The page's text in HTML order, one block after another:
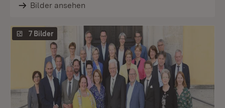
Bilder ansehen
7 Bilder